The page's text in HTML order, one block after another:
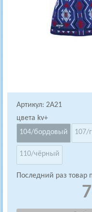
Артикул: 2A21
цвета kv+
104/бордовый
107/
110/чёрный
Последний раз товар